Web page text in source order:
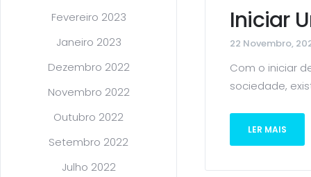
Fevereiro 2023
Janeiro 2023
Dezembro 2022
Novembro 2022
Outubro 2022
Setembro 2022
Julho 2022
Iniciar
22 Novembro,
Com o iniciar
sociedade,
LER MAIS